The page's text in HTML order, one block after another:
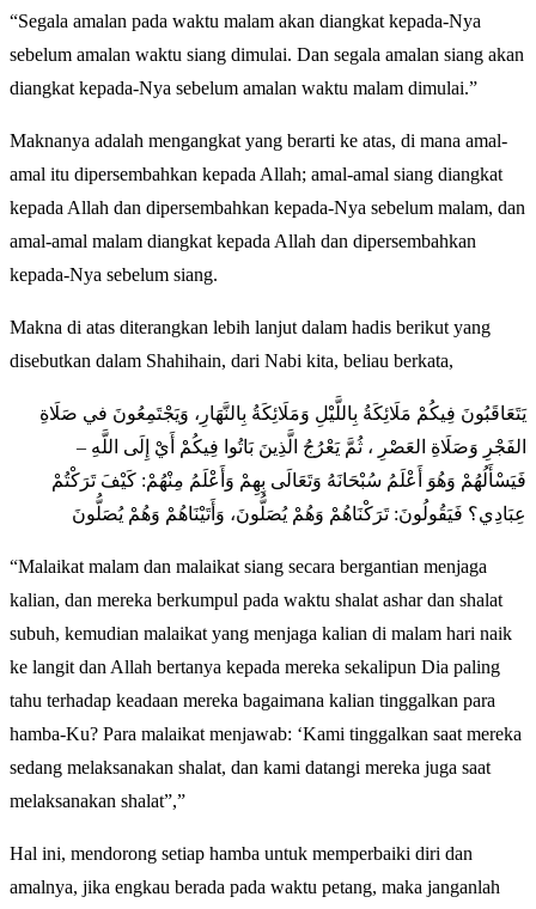
“Segala amalan pada waktu malam akan diangkat kepada-Nya
sebelum amalan waktu siang dimulai. Dan segala amalan siang akan
diangkat kepada-Nya sebelum amalan waktu malam dimulai.”
Maknanya adalah mengangkat yang berarti ke atas, di mana amal-
amal itu dipersembahkan kepada Allah; amal-amal siang diangkat
kepada Allah dan dipersembahkan kepada-Nya sebelum malam, dan
amal-amal malam diangkat kepada Allah dan dipersembahkan
kepada-Nya sebelum siang.
Makna di atas diterangkan lebih lanjut dalam hadis berikut yang
disebutkan dalam Shahihain, dari Nabi kita, beliau berkata,
يَتَعَاقَبُونَ فِيكُمْ مَلَائِكَةُ بِاللَّيْلِ وَمَلَائِكَةُ بِالنَّهَارِ، وَيَجْتَمِعُونَ في صَلَاةِ
الفَجْرِ وَصَلَاةِ العَصْرِ ، ثُمَّ يَعْرُجُ الَّذِينَ بَاتُوا فِيكُمْ أَيْ إِلَى اللَّهِ –
فَيَسْأَلُهُمْ وَهُوَ أَعْلَمُ سُبْحَانَهُ وَتَعَالَى بِهِمْ وَأَعْلَمُ مِنْهُمْ: كَيْفَ تَرَكْتُمْ
عِبَادِي؟ فَيَقُولُونَ: تَرَكْنَاهُمْ وَهُمْ يُصَلُّونَ، وَأَتَيْنَاهُمْ وَهُمْ يُصَلُّونَ
“Malaikat malam dan malaikat siang secara bergantian menjaga
kalian, dan mereka berkumpul pada waktu shalat ashar dan shalat
subuh, kemudian malaikat yang menjaga kalian di malam hari naik
ke langit dan Allah bertanya kepada mereka sekalipun Dia paling
tahu terhadap keadaan mereka bagaimana kalian tinggalkan para
hamba-Ku? Para malaikat menjawab: ‘Kami tinggalkan saat mereka
sedang melaksanakan shalat, dan kami datangi mereka juga saat
melaksanakan shalat”,”
Hal ini, mendorong setiap hamba untuk memperbaiki diri dan
amalnya, jika engkau berada pada waktu petang, maka janganlah